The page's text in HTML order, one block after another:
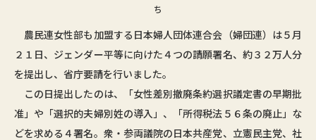
ち
農民連女性部も加盟する日本婦人団体連合会（婦団連）は５月
２１日、ジェンダー平等に向けた４つの請願署名、約３２万人分
を提出し、省庁要請を行いました。
この日提出したのは、「女性差別撤廃条約選択議定書の早期批
准」や「選択的夫婦別姓の導入」、「所得税法５６条の廃止」な
どを求める４署名。衆・参両議院の日本共産党、立憲民主党、社